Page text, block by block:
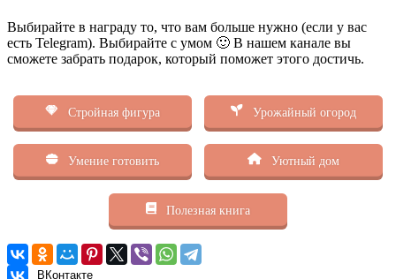
Выбирайте в награду то, что вам больше нужно (если у вас
есть Telegram). Выбирайте с умом 🙂 В нашем канале вы
сможете забрать подарок, который поможет этого достичь.
Стройная фигура Урожайный огород
Умение готовить Уютный дом
Полезная книга
ВКонтакте